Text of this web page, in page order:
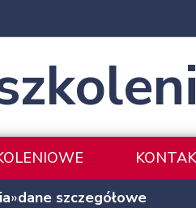
»dane szczegółowe